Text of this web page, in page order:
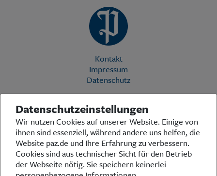
Kontakt
Impressum
Datenschutz
Die Preußische Allgemeine Zeitung (PAZ) ist eine einzigartige Stimme
in der deutschen Medienlandschaft. Woche für Woche berichtet sie
über das aktuelle Zeitgeschehen in Politik, Kultur und Wirtschaft und
bezieht zu den grundlegenden Entwicklungen unserer Gesellschaft
Stellung. In ihrer Arbeit fühlt sich die Redaktion dem traditionellen
preußischen Wertekanon verpflichtet: Das alte Preußen stand und
steht für religiöse und weltanschauliche Toleranz, für Heimatliebe
Datenschutzeinstellungen
Wir nutzen Cookies auf unserer Website. Einige von
ihnen sind essenziell, während andere uns helfen, die
Website paz.de und Ihre Erfahrung zu verbessern.
Cookies sind aus technischer Sicht für den Betrieb
der Webseite nötig. Sie speichern keinerlei